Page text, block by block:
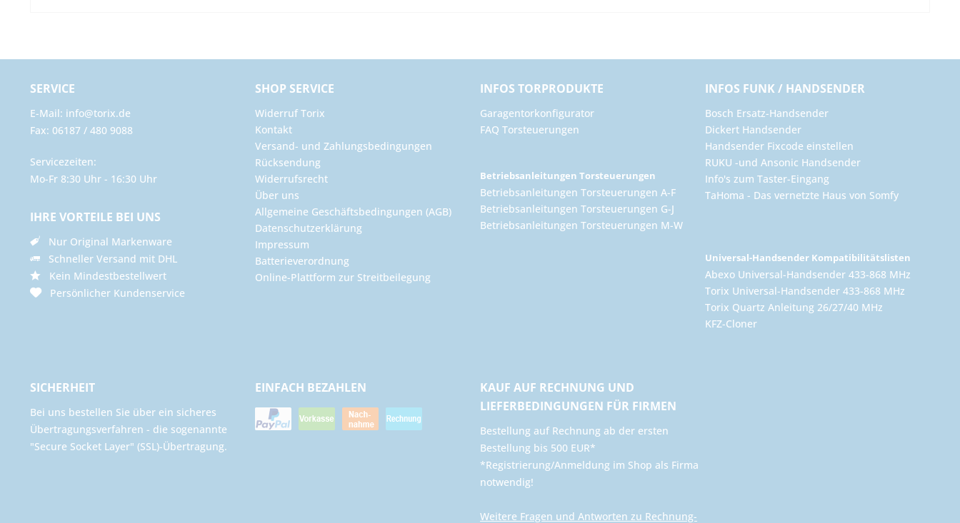
SERVICE
E-Mail: info@torix.de
Fax: 06187 / 480 9088
Servicezeiten:
Mo-Fr 8:30 Uhr - 16:30 Uhr
IHRE VORTEILE BEI UNS
Nur Original Markenware
Schneller Versand mit DHL
Kein Mindestbestellwert
Persönlicher Kundenservice
SHOP SERVICE
Widerruf Torix
Kontakt
Versand- und Zahlungsbedingungen
Rücksendung
Widerrufsrecht
Über uns
Allgemeine Geschäftsbedingungen (AGB)
Datenschutzerklärung
Impressum
Batterieverordnung
Online-Plattform zur Streitbeilegung
INFOS TORPRODUKTE
Garagentorkonfigurator
FAQ Torsteuerungen
Betriebsanleitungen Torsteuerungen
Betriebsanleitungen Torsteuerungen A-F
Betriebsanleitungen Torsteuerungen G-J
Betriebsanleitungen Torsteuerungen M-W
INFOS FUNK / HANDSENDER
Bosch Ersatz-Handsender
Dickert Handsender
Handsender Fixcode einstellen
RUKU -und Ansonic Handsender
Info's zum Taster-Eingang
TaHoma - Das vernetzte Haus von Somfy
Universal-Handsender Kompatibilitätslisten
Abexo Universal-Handsender 433-868 MHz
Torix Universal-Handsender 433-868 MHz
Torix Quartz Anleitung 26/27/40 MHz
KFZ-Cloner
SICHERHEIT
Bei uns bestellen Sie über ein sicheres
Übertragungsverfahren - die sogenannte
"Secure Socket Layer" (SSL)-Übertragung.
EINFACH BEZAHLEN
KAUF AUF RECHNUNG UND
LIEFERBEDINGUNGEN FÜR FIRMEN
​Bestellung auf Rechnung ab der ersten
Bestellung bis 500 EUR*
*Registrierung/Anmeldung im Shop als Firma
notwendig!
Weitere Fragen und Antworten zu Rechnung-